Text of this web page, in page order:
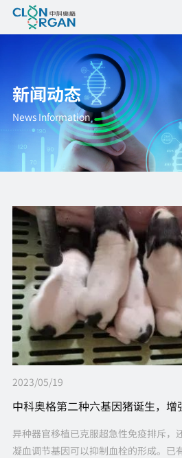
新闻动态
News Information
2023/05/19
中科奥格第二种六基因猪诞生，增
异种器官移植已克服超急性免疫排斥，
凝血调节基因可以抑制血栓的形成。已